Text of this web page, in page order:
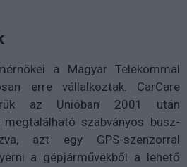
a Magyar Telekommal
erre vállalkoztak. CarCare
az Unióban 2001 után
szabványos busz-
azt egy GPS-szenzorral
a gépjárművekből a lehető